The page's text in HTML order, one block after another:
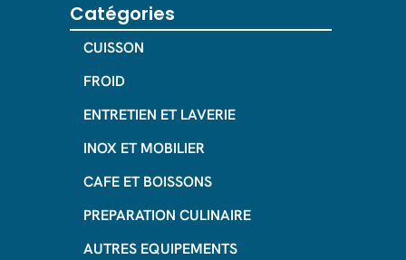
Catégories
CUISSON
FROID
ENTRETIEN ET LAVERIE
INOX ET MOBILIER
CAFE ET BOISSONS
PREPARATION CULINAIRE
AUTRES EQUIPEMENTS